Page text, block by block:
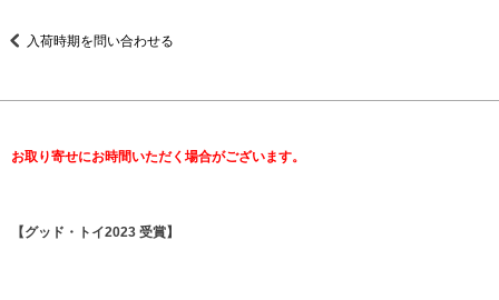
入荷時期を問い合わせる
お取り寄せにお時間いただく場合がございます。
【グッド・トイ2023 受賞】